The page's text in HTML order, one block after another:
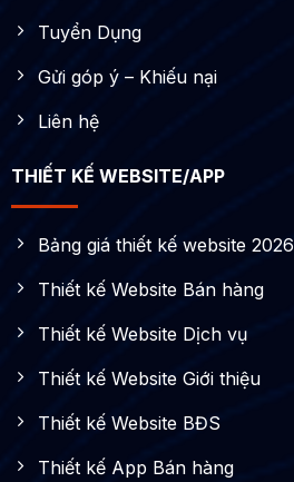
Tuyển Dụng
Gửi góp ý – Khiếu nại
Liên hệ
THIẾT KẾ WEBSITE/APP
Bảng giá thiết kế website 2026
Thiết kế Website Bán hàng
Thiết kế Website Dịch vụ
Thiết kế Website Giới thiệu
Thiết kế Website BĐS
Thiết kế App Bán hàng